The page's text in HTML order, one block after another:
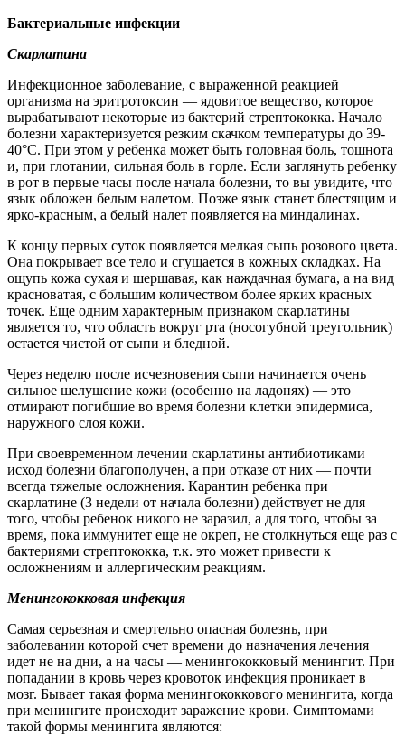
Бактериальные инфекции
Скарлатина
Инфекционное заболевание, с выраженной реакцией
организма на эритротоксин — ядовитое вещество, которое
вырабатывают некоторые из бактерий стрептококка. Начало
болезни характеризуется резким скачком температуры до 39-
40°С. При этом у ребенка может быть головная боль, тошнота
и, при глотании, сильная боль в горле. Если заглянуть ребенку
в рот в первые часы после начала болезни, то вы увидите, что
язык обложен белым налетом. Позже язык станет блестящим и
ярко-красным, а белый налет появляется на миндалинах.
К концу первых суток появляется мелкая сыпь розового цвета.
Она покрывает все тело и сгущается в кожных складках. На
ощупь кожа сухая и шершавая, как наждачная бумага, а на вид
красноватая, с большим количеством более ярких красных
точек. Еще одним характерным признаком скарлатины
является то, что область вокруг рта (носогубной треугольник)
остается чистой от сыпи и бледной.
Через неделю после исчезновения сыпи начинается очень
сильное шелушение кожи (особенно на ладонях) — это
отмирают погибшие во время болезни клетки эпидермиса,
наружного слоя кожи.
При своевременном лечении скарлатины антибиотиками
исход болезни благополучен, а при отказе от них — почти
всегда тяжелые осложнения. Карантин ребенка при
скарлатине (3 недели от начала болезни) действует не для
того, чтобы ребенок никого не заразил, а для того, чтобы за
время, пока иммунитет еще не окреп, не столкнуться еще раз с
бактериями стрептококка, т.к. это может привести к
осложнениям и аллергическим реакциям.
Менингококковая инфекция
Самая серьезная и смертельно опасная болезнь, при
заболевании которой счет времени до назначения лечения
идет не на дни, а на часы — менингококковый менингит. При
попадании в кровь через кровоток инфекция проникает в
мозг. Бывает такая форма менингококкового менингита, когда
при менингите происходит заражение крови. Симптомами
такой формы менингита являются: